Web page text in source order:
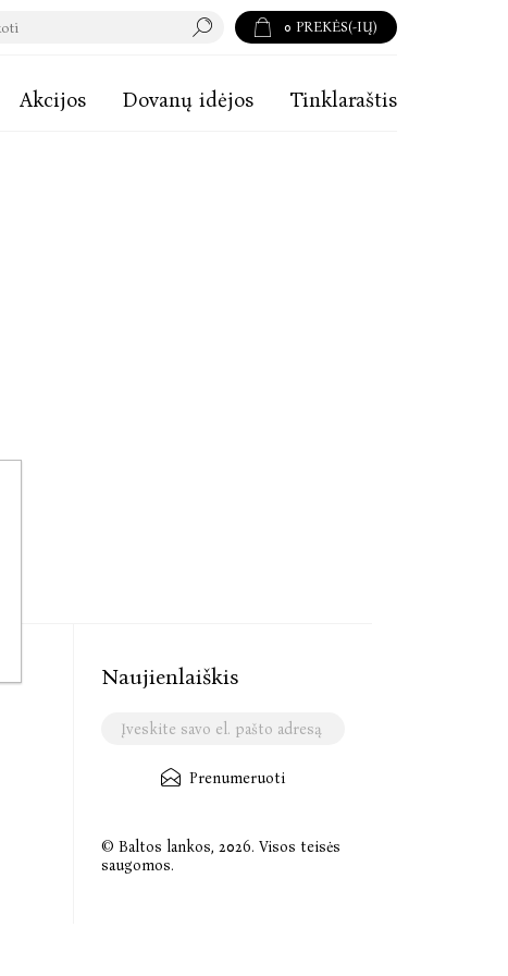
0 PREKĖS(-IŲ)
Akcijos Dovanų idėjos Tinklaraštis
Naujienlaiškis
Prenumeruoti
© Baltos lankos, 2026. Visos teisės
saugomos.